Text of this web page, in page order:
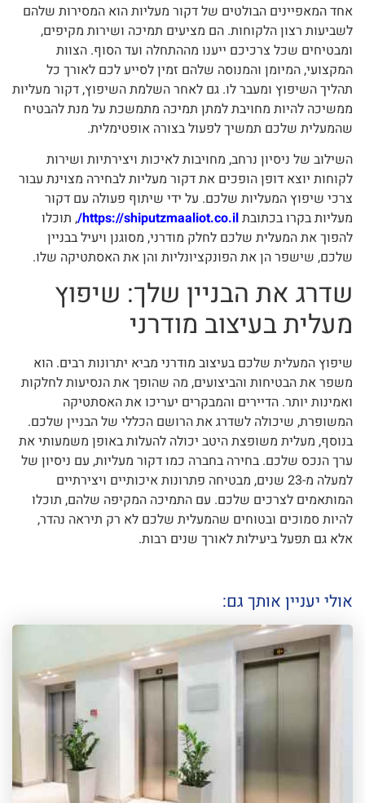
אחד המאפיינים הבולטים של דקור מעליות הוא המסירות שלהם
לשביעות רצון הלקוחות. הם מציעים תמיכה ושירות מקיפים,
ומבטיחים שכל צרכיכם ייענו מההתחלה ועד הסוף. הצוות
המקצועי, המיומן והמנוסה שלהם זמין לסייע לכם לאורך כל
תהליך השיפוץ ומעבר לו. גם לאחר השלמת השיפוץ, דקור מעליות
ממשיכה להיות מחויבת למתן תמיכה מתמשכת על מנת להבטיח
שהמעלית שלכם תמשיך לפעול בצורה אופטימלית.
השילוב של ניסיון נרחב, מחויבות לאיכות ויצירתיות ושירות
לקוחות יוצא דופן הופכים את דקור מעליות לבחירה מצוינת עבור
צרכי שיפוץ המעליות שלכם. על ידי שיתוף פעולה עם דקור
מעליות בקרו בכתובתhttps://shiputzmaaliot.co.il/ , תוכלו
להפוך את המעלית שלכם לחלק מודרני, מסוגנן ויעיל בבניין
שלכם, שישפר הן את הפונקציונליות והן את האסתטיקה שלו.
שדרג את הבניין שלך: שיפוץ
מעלית בעיצוב מודרני
שיפוץ המעלית שלכם בעיצוב מודרני מביא יתרונות רבים. הוא
משפר את הבטיחות והביצועים, מה שהופך את הנסיעות לחלקות
ואמינות יותר. הדיירים והמבקרים יעריכו את האסתטיקה
המשופרת, שיכולה לשדרג את הרושם הכללי של הבניין שלכם.
בנוסף, מעלית משופצת היטב יכולה להעלות באופן משמעותי את
ערך הנכס שלכם. בחירה בחברה כמו דקור מעליות, עם ניסיון של
למעלה מ-23 שנים, מבטיחה פתרונות איכותיים ויצירתיים
המותאמים לצרכים שלכם. עם התמיכה המקיפה שלהם, תוכלו
להיות סמוכים ובטוחים שהמעלית שלכם לא רק תיראה נהדר,
אלא גם תפעל ביעילות לאורך שנים רבות.
אולי יעניין אותך גם: